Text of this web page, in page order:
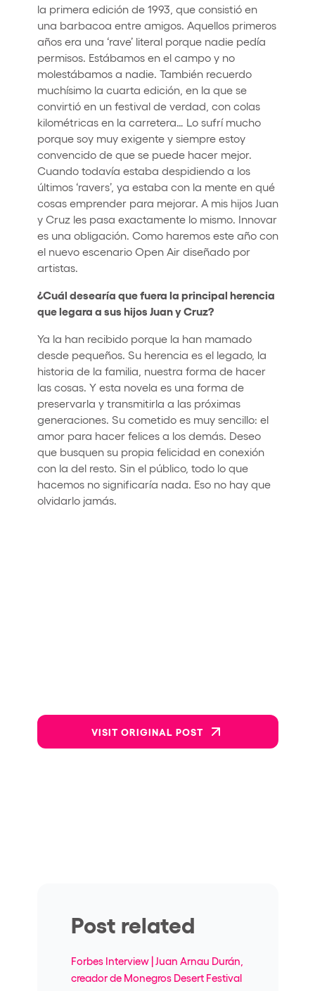
la primera edición de 1993, que consistió en
una barbacoa entre amigos. Aquellos primeros
años era una ‘rave’ literal porque nadie pedía
permisos. Estábamos en el campo y no
molestábamos a nadie. También recuerdo
muchísimo la cuarta edición, en la que se
convirtió en un festival de verdad, con colas
kilométricas en la carretera… Lo sufrí mucho
porque soy muy exigente y siempre estoy
convencido de que se puede hacer mejor.
Cuando todavía estaba despidiendo a los
últimos ‘ravers’, ya estaba con la mente en qué
cosas emprender para mejorar. A mis hijos Juan
y Cruz les pasa exactamente lo mismo. Innovar
es una obligación. Como haremos este año con
el nuevo escenario Open Air diseñado por
artistas.
¿Cuál desearía que fuera la principal herencia
que legara a sus hijos Juan y Cruz?
Ya la han recibido porque la han mamado
desde pequeños. Su herencia es el legado, la
historia de la familia, nuestra forma de hacer
las cosas. Y esta novela es una forma de
preservarla y transmitirla a las próximas
generaciones. Su cometido es muy sencillo: el
amor para hacer felices a los demás. Deseo
que busquen su propia felicidad en conexión
con la del resto. Sin el público, todo lo que
hacemos no significaría nada. Eso no hay que
olvidarlo jamás.
VISIT ORIGINAL POST
Post related
Forbes Interview | Juan Arnau Durán,
creador de Monegros Desert Festival